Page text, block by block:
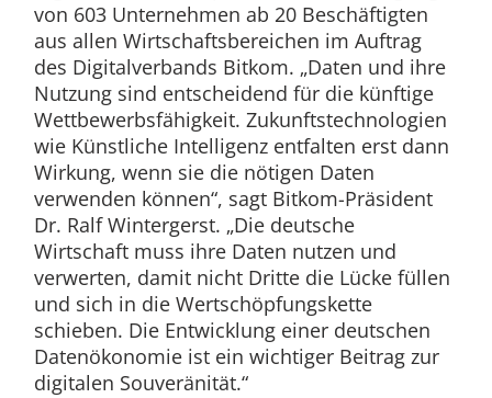
von 603 Unternehmen ab 20 Beschäftigten
aus allen Wirtschaftsbereichen im Auftrag
des Digitalverbands Bitkom. „Daten und ihre
Nutzung sind entscheidend für die künftige
Wettbewerbsfähigkeit. Zukunftstechnologien
wie Künstliche Intelligenz entfalten erst dann
Wirkung, wenn sie die nötigen Daten
verwenden können“, sagt Bitkom-Präsident
Dr. Ralf Wintergerst. „Die deutsche
Wirtschaft muss ihre Daten nutzen und
verwerten, damit nicht Dritte die Lücke füllen
und sich in die Wertschöpfungskette
schieben. Die Entwicklung einer deutschen
Datenökonomie ist ein wichtiger Beitrag zur
digitalen Souveränität.“